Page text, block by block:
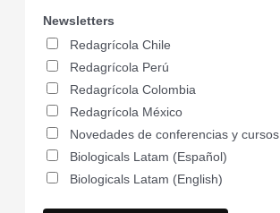
Newsletters
Redagrícola Chile
Redagrícola Perú
Redagrícola Colombia
Redagrícola México
Novedades de conferencias y cursos
Biologicals Latam (Español)
Biologicals Latam (English)